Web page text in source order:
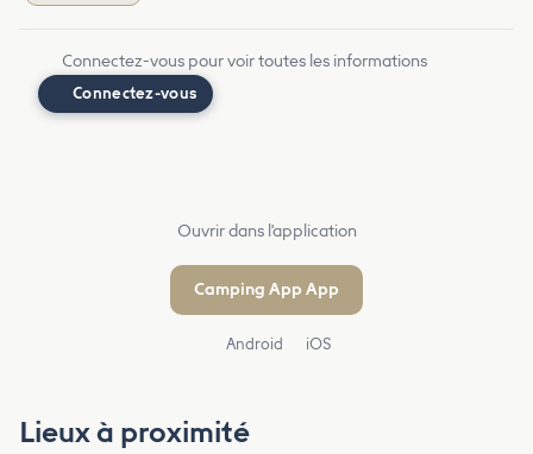
Connectez-vous pour voir toutes les informations
Connectez-vous
Ouvrir dans l'application
Camping App App
Android iOS
Lieux à proximité